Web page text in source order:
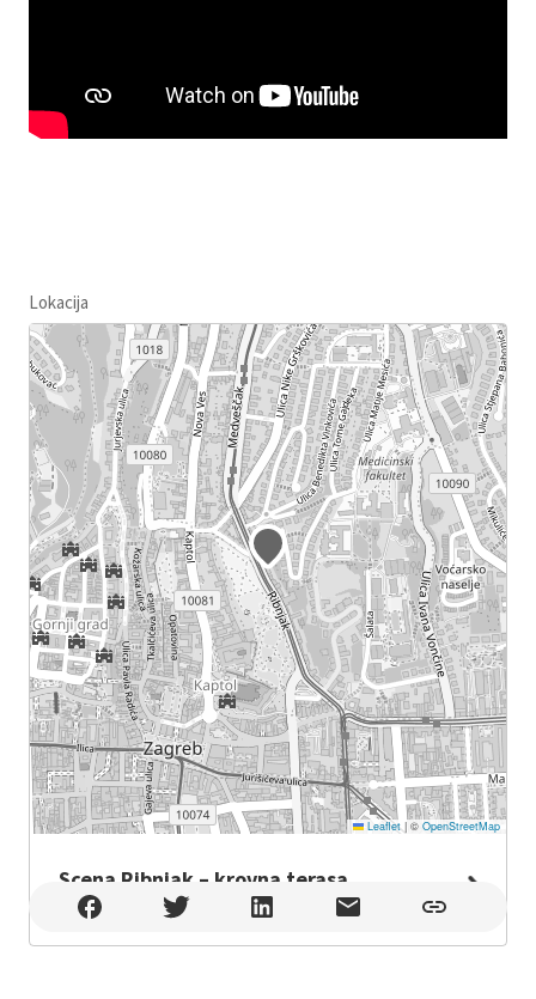
Lokacija
Leaflet |© OpenStreetMap
Scena Ribnjak – krovna terasa
Scena Ribnjak – krovna terasa , Zagreb